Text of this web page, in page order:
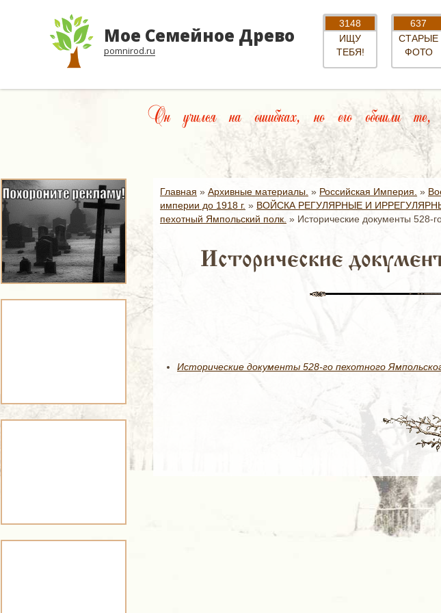
Мое Семейное Древо
pomnirod.ru
3148
ИЩУ
ТЕБЯ!
637
СТАРЫЕ
ФОТО
Он учился на ошибках, но его обошли
Главная » Архивные материалы. » Российская Империя. »
империи до 1918 г. » ВОЙСКА РЕГУЛЯРНЫЕ И
пехотный Ямпольский полк. » Исторические документы 528-
Исторические
Исторические документы 528-го пехотного